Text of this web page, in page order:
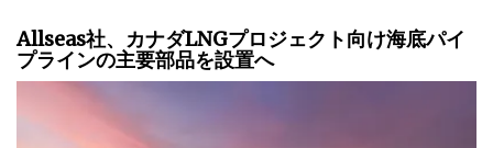
Allseas社、カナダLNGプロジェクト向け海底パイ
プラインの主要部品を設置へ